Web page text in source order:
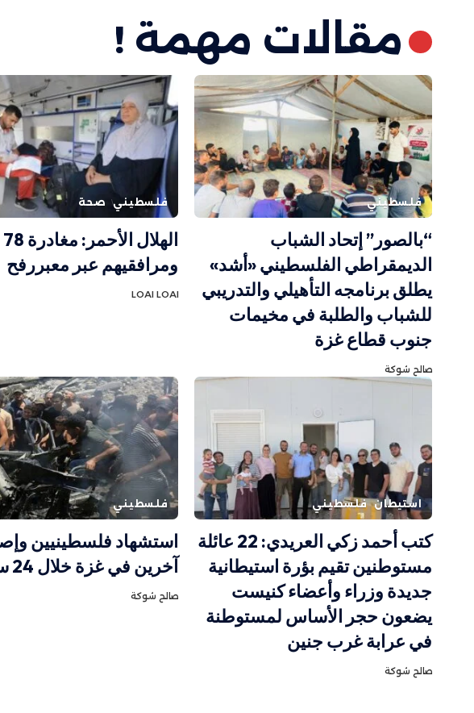
مقالات مهمة !
فلسطيني
“بالصور” إتحاد الشباب
الديمقراطي الفلسطيني «أشد»
يطلق برنامجه التأهيلي والتدريبي
للشباب والطلبة في مخيمات
جنوب قطاع غزة
صالح شوكة
فلسطيني صحة
ومرافقيهم عبر معبررفح
LOAI LOAI
استيطان فلسطيني
كتب أحمد زكي العريدي: 22 عائلة
مستوطنين تقيم بؤرة استيطانية
جديدة وزراء وأعضاء كنيست
يضعون حجر الأساس لمستوطنة
في عرابة غرب جنين
صالح شوكة
فلسطيني
آخرين في غزة خلال 24 ساعة
صالح شوكة